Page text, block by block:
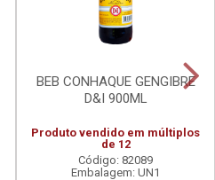
BEB CONHAQUE GENGIBRE
D&I 900ML
Produto vendido em múltiplos
de 12
Código: 82089
Embalagem: UN1